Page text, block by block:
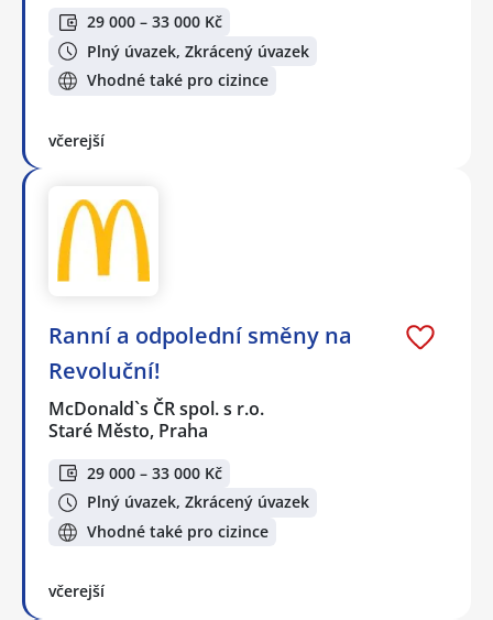
29 000 – 33 000 Kč
Plný úvazek, Zkrácený úvazek
Vhodné také pro cizince
včerejší
Ranní a odpolední směny na
Revoluční!
McDonald`s ČR spol. s r.o.
Staré Město, Praha
29 000 – 33 000 Kč
Plný úvazek, Zkrácený úvazek
Vhodné také pro cizince
včerejší